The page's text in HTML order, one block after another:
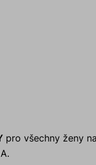
pro všechny ženy